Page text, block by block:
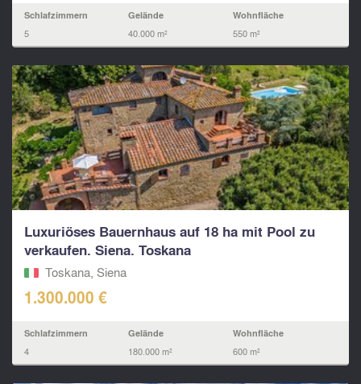
Schlafzimmern
5
Gelände
40.000 m²
Wohnfläche
550 m²
Luxuriöses Bauernhaus auf 18 ha mit Pool zu
verkaufen. Siena. Toskana
Toskana, Siena
1.300.000 €
Schlafzimmern
4
Gelände
180.000 m²
Wohnfläche
600 m²